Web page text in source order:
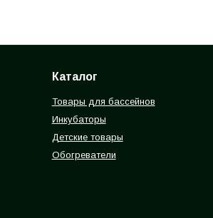
Каталог
Товары для бассейнов
Инкубаторы
Детские товары
Обогреватели